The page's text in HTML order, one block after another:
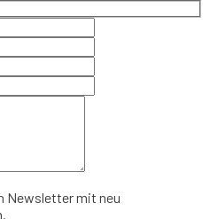
Newsletter mit neu